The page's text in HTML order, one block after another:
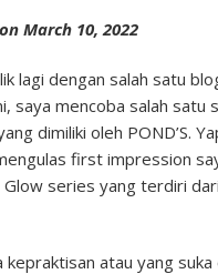
Triple
Glow
Series
March 10, 2022
lagi dengan salah satu
saya mencoba salah satu
dimiliki oleh POND’S.
first impression
Glow series yang terdiri
kepraktisan atau yang